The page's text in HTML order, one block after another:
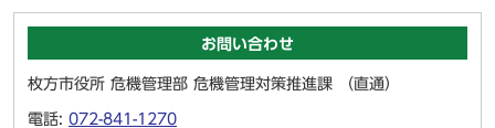
お問い合わせ
枚方市役所 危機管理部 危機管理対策推進課 （直通）
電話: 072-841-1270